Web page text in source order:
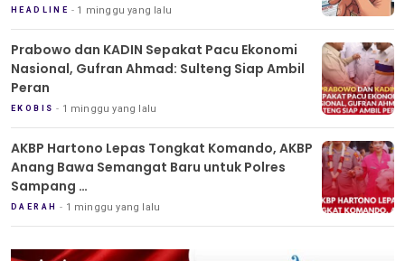
HEADLINE 1 minggu yang lalu
Prabowo dan KADIN Sepakat Pacu Ekonomi
Nasional, Gufran Ahmad: Sulteng Siap Ambil
Peran
EKOBIS 1 minggu yang lalu
AKBP Hartono Lepas Tongkat Komando, AKBP
Anang Bawa Semangat Baru untuk Polres
Sampang
Tradisi Pedang Pora Iringi Sertijab Kapolres
Sampang
DAERAH 1 minggu yang lalu